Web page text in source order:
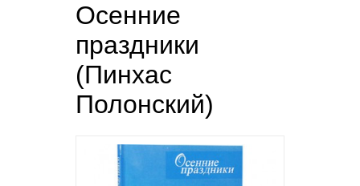
Осенние
праздники
(Пинхас
Полонский)